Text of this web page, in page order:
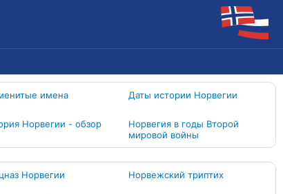
имена Даты истории Норвегии
Норвегии - обзор
Норвегия в годы Второй
мировой войны
Норвегии Норвежский триптих